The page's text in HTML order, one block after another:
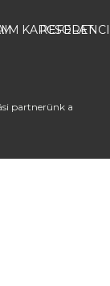
KAPCSOLAT
partnerünk a